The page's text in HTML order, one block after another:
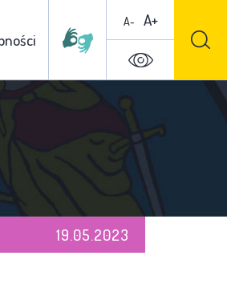
A- A+
19.05.2023